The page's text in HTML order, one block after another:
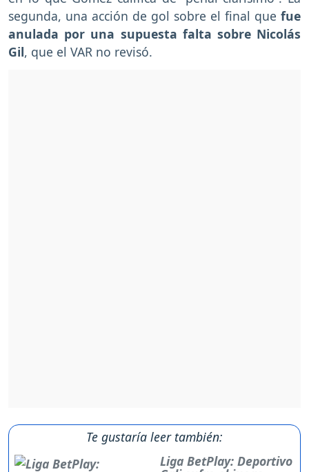
segunda, una acción de gol sobre el final que fue
anulada por una supuesta falta sobre Nicolás
Gil, que el VAR no revisó.
Te gustaría leer también:
Liga BetPlay: Deportivo